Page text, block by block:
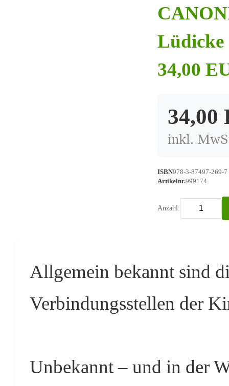
Lüdicke
34,00
34,00
inkl.
ISBN978-3-87497-269-7
Artikelnr.999174
Anzahl:
Allgemein bekannt sind
Verbindungsstellen der
Unbekannt – und in der